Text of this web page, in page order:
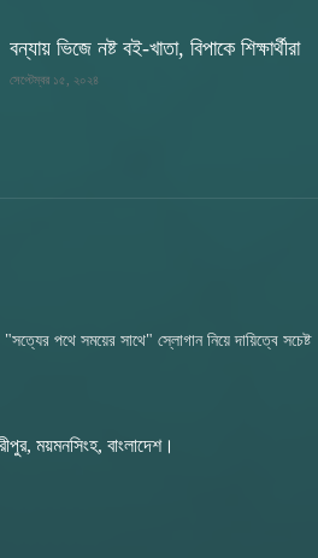
বন্যায় ভিজে নষ্ট বই-খাতা, বিপাকে শিক্ষার্থীরা
সেপ্টেম্বর ১৫, ২০২৪
পথে সময়ের সাথে" স্লোগান নিয়ে দায়িত্বে সচেষ্ট
ময়মনসিংহ, বাংলাদেশ।